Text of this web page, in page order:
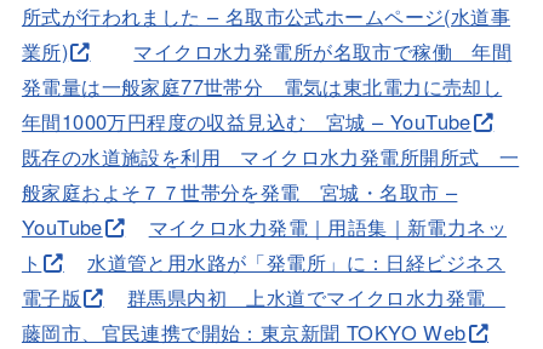
所式が行われました – 名取市公式ホームページ(水道事
業所)
マイクロ水力発電所が名取市で稼働 年間
発電量は一般家庭77世帯分 電気は東北電力に売却し
年間1000万円程度の収益見込む 宮城 – YouTube
既存の水道施設を利用 マイクロ水力発電所開所式 一
般家庭およそ７７世帯分を発電 宮城・名取市 –
YouTube
マイクロ水力発電｜用語集｜新電力ネッ
ト
水道管と用水路が「発電所」に：日経ビジネス
電子版
群馬県内初 上水道でマイクロ水力発電
藤岡市、官民連携で開始：東京新聞 TOKYO Web